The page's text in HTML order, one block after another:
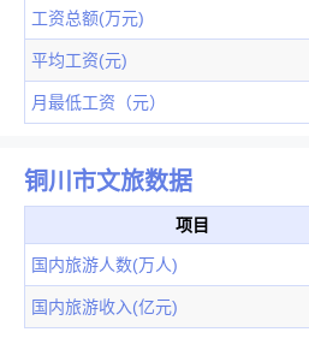
工资总额(万元)
平均工资(元)
月最低工资（元）
铜川市文旅数据
项目
国内旅游人数(万人)
国内旅游收入(亿元)